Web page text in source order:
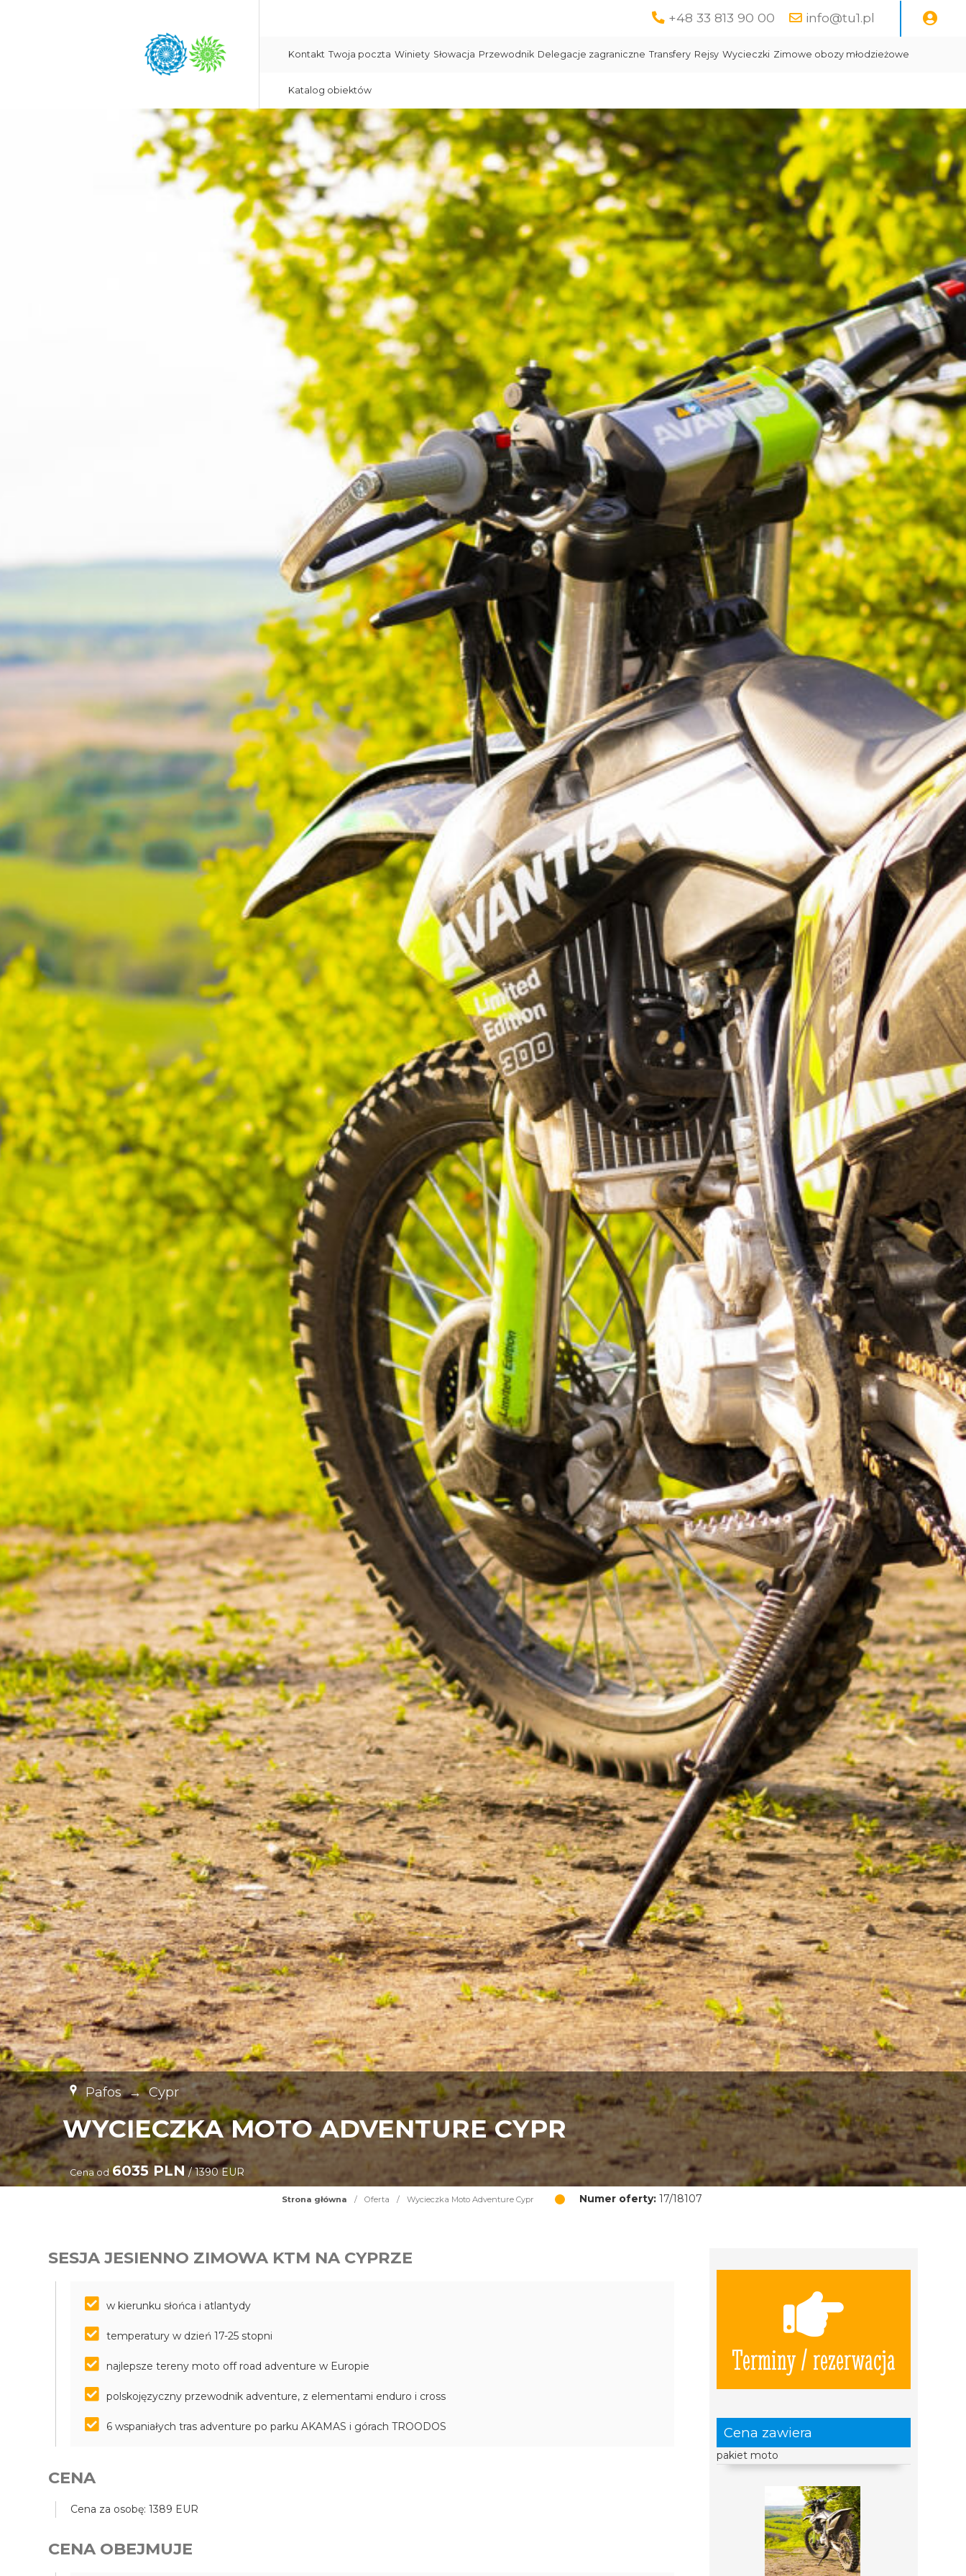
+48 33 813 90 00 info@tu1.pl
Kontakt Twoja poczta Winiety Słowacja Przewodnik Delegacje zagraniczne Transfery Rejsy Wycieczki Zimowe obozy młodzieżowe
Katalog obiektów
Pafos → Cypr
WYCIECZKA MOTO ADVENTURE CYPR
Cena od 6035 PLN/ 1390 EUR
Strona główna / Oferta / Wycieczka Moto Adventure Cypr Numer oferty: 17/18107
Terminy / rezerwacja
Cena zawiera
pakiet moto
SESJA JESIENNO ZIMOWA KTM NA CYPRZE
w kierunku słońca i atlantydy
temperatury w dzień 17-25 stopni
najlepsze tereny moto off road adventure w Europie
polskojęzyczny przewodnik adventure, z elementami enduro i cross
6 wspaniałych tras adventure po parku AKAMAS i górach TROODOS
CENA
Cena za osobę: 1389 EUR
CENA OBEJMUJE